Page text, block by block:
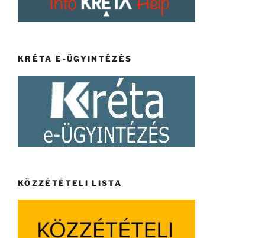
KRÉTA E-ÜGYINTÉZÉS
KÖZZÉTÉTELI LISTA